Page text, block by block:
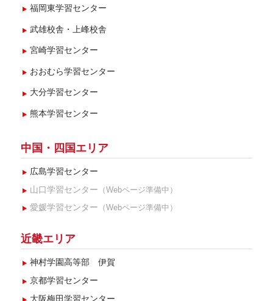
福岡東学習センター
武雄校舎・上峰校舎
宮崎学習センター
おおむら学習センター
大分学習センター
熊本学習センター
中国・四国エリア
広島学習センター
山口学習センター （Webページ準備中）
愛媛学習センター （Webページ準備中）
近畿エリア
神村学園高等部 伊賀
京都学習センター
大阪梅田学習センター